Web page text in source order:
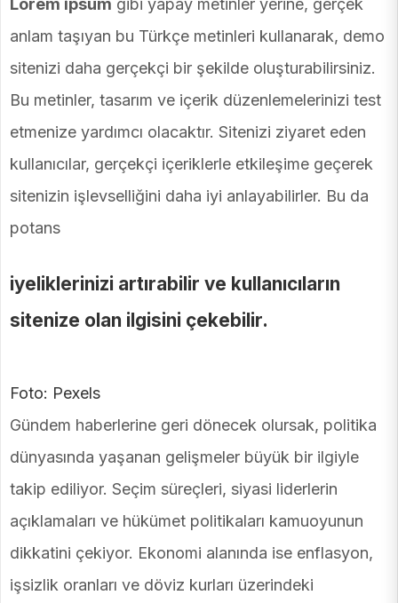
Lorem ipsum gibi yapay metinler yerine, gerçek
anlam taşıyan bu Türkçe metinleri kullanarak, demo
sitenizi daha gerçekçi bir şekilde oluşturabilirsiniz.
Bu metinler, tasarım ve içerik düzenlemelerinizi test
etmenize yardımcı olacaktır. Sitenizi ziyaret eden
kullanıcılar, gerçekçi içeriklerle etkileşime geçerek
sitenizin işlevselliğini daha iyi anlayabilirler. Bu da
potans
iyeliklerinizi artırabilir ve kullanıcıların
sitenize olan ilgisini çekebilir.
Foto: Pexels
Gündem haberlerine geri dönecek olursak, politika
dünyasında yaşanan gelişmeler büyük bir ilgiyle
takip ediliyor. Seçim süreçleri, siyasi liderlerin
açıklamaları ve hükümet politikaları kamuoyunun
dikkatini çekiyor. Ekonomi alanında ise enflasyon,
işsizlik oranları ve döviz kurları üzerindeki